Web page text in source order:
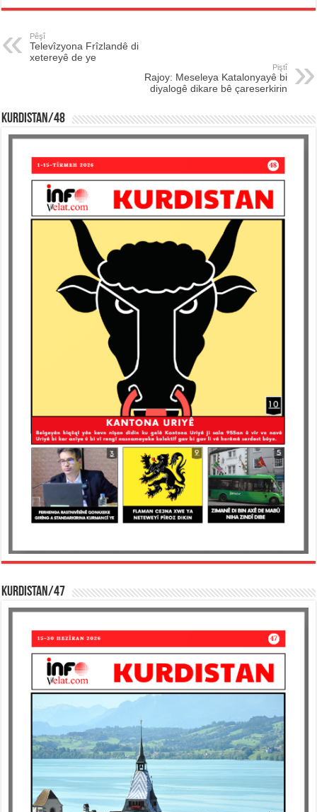
Pêşî
Televîzyona Frîzlandê di
xetereyê de ye
Piştî
Rajoy: Meseleya Katalonyayê bi
diyalogê dikare bê çareserkirin
KURDISTAN/48
KURDISTAN/47